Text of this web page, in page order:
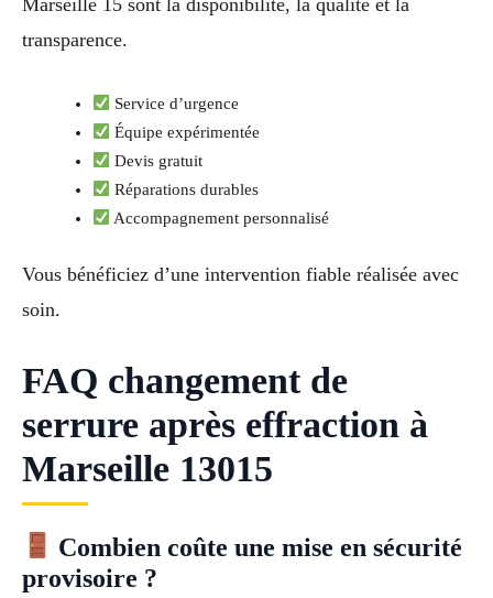
Marseille 15 sont la disponibilité, la qualité et la
transparence.
Service d’urgence
Équipe expérimentée
Devis gratuit
Réparations durables
Accompagnement personnalisé
Vous bénéficiez d’une intervention fiable réalisée avec
soin.
FAQ changement de
serrure après effraction à
Marseille 13015
Combien coûte une mise en sécurité
provisoire ?